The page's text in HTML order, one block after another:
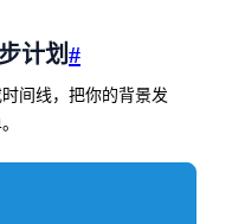
计划#
间线，把你的背景发